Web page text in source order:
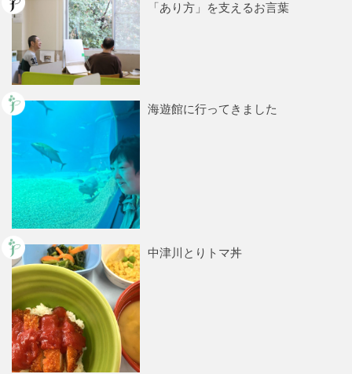
「あり方」を支えるお言葉
海遊館に行ってきました
中津川とりトマ丼